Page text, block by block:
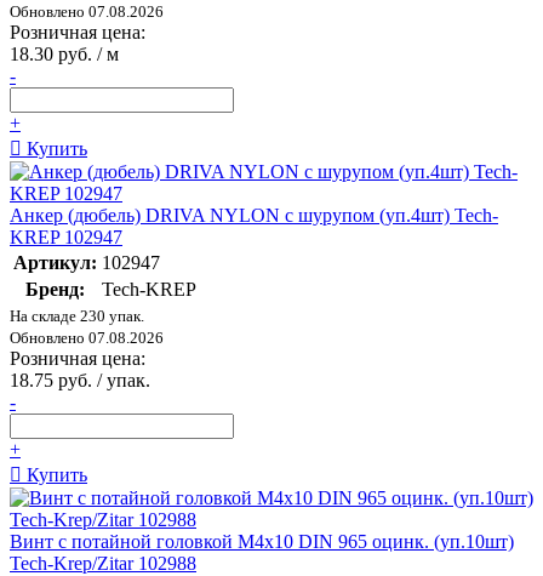
Обновлено 07.08.2026
Розничная цена:
18.30 руб. / м
-
+
Купить
Анкер (дюбель) DRIVA NYLON с шурупом (уп.4шт) Tech-
KREP 102947
Артикул: 102947
Бренд:
Tech-KREP
На складе 230 упак.
Обновлено 07.08.2026
Розничная цена:
18.75 руб. / упак.
-
+
Купить
Винт с потайной головкой М4х10 DIN 965 оцинк. (уп.10шт)
Tech-Krep/Zitar 102988